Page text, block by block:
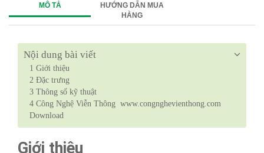
MÔ TẢ
HƯỚNG DẪN MUA
HÀNG
Nội dung bài viết
1 Giới thiệu
2 Đặc trưng
3 Thông số kỹ thuật
4 Công Nghệ Viễn Thông www.congnghevienthong.com
Download
Giới thiệu